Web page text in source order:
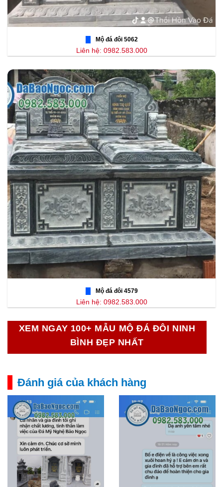
Mộ đá đôi 5062
Liên hệ: 0982.583.000
Mộ đá đôi 4579
Liên hệ: 0982.583.000
XEM NGAY 100+ MẪU MỘ ĐÁ ĐÔI NINH
BÌNH ĐẸP NHẤT
Đánh giá của khách hàng